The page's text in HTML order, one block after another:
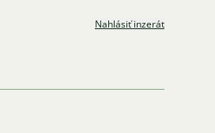
Nahlásiť inzerát